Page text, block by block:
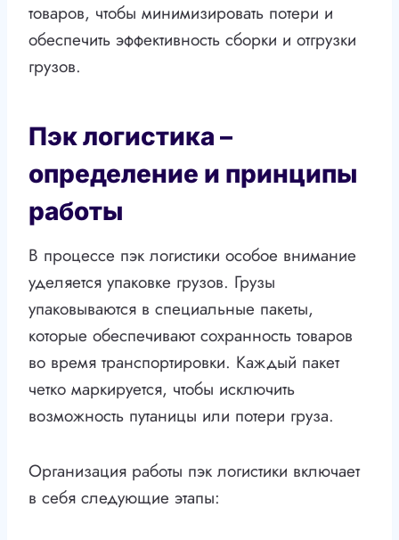
товаров, чтобы минимизировать потери и
обеспечить эффективность сборки и отгрузки
грузов.
Пэк логистика –
определение и принципы
работы
В процессе пэк логистики особое внимание
уделяется упаковке грузов. Грузы
упаковываются в специальные пакеты,
которые обеспечивают сохранность товаров
во время транспортировки. Каждый пакет
четко маркируется, чтобы исключить
возможность путаницы или потери груза.
Организация работы пэк логистики включает
в себя следующие этапы: